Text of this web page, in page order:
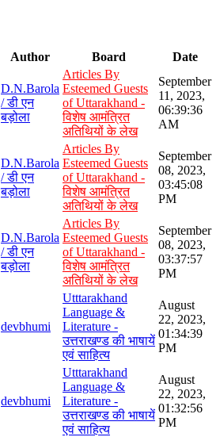
Author Board Date
D.N.Barola
/ डी एन
बड़ोला
Articles By
Esteemed Guests
of Uttarakhand -
विशेष आमंत्रित
अतिथियों के लेख
September
11, 2023,
06:39:36
AM
D.N.Barola
/ डी एन
बड़ोला
Articles By
Esteemed Guests
of Uttarakhand -
विशेष आमंत्रित
अतिथियों के लेख
September
08, 2023,
03:45:08
PM
D.N.Barola
/ डी एन
बड़ोला
Articles By
Esteemed Guests
of Uttarakhand -
विशेष आमंत्रित
अतिथियों के लेख
September
08, 2023,
03:37:57
PM
devbhumi
Utttarakhand
Language &
Literature -
उत्तराखण्ड की भाषायें
एवं साहित्य
August
22, 2023,
01:34:39
PM
devbhumi
Utttarakhand
Language &
Literature -
उत्तराखण्ड की भाषायें
एवं साहित्य
August
22, 2023,
01:32:56
PM